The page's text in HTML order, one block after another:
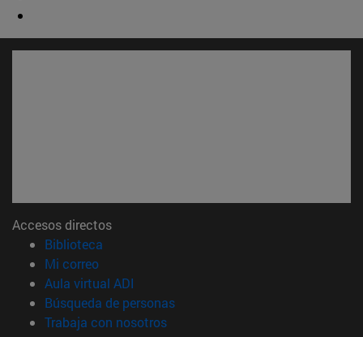
Accesos directos
Biblioteca
Mi correo(abre en nueva ventana)
Aula virtual ADI
Búsqueda de personas(abre en nueva ventana)
Trabaja con nosotros(abre en nueva ventana)